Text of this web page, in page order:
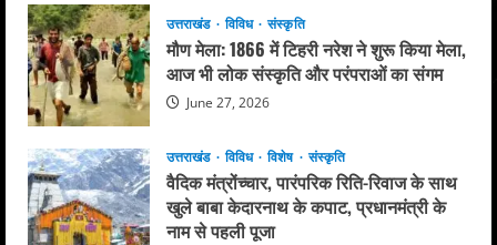
उत्तराखंड विविध संस्कृति
मौण मेला: 1866 में टिहरी नरेश ने शुरू किया मेला,
आज भी लोक संस्कृति और परंपराओं का संगम
June 27, 2026
उत्तराखंड विविध विशेष संस्कृति
वैदिक मंत्रोंच्चार, पारंपरिक रिति-रिवाज के साथ
खुले बाबा केदारनाथ के कपाट, प्रधानमंत्री के
नाम से पहली पूजा